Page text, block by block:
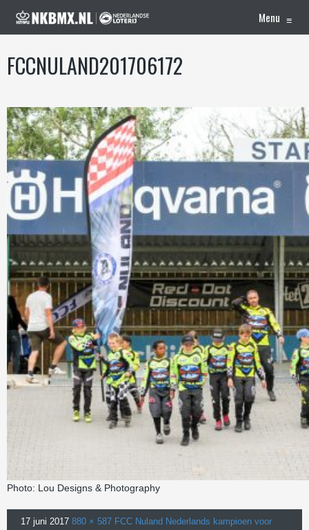
Menu ≡
FCCNULAND201706172
Photo: Lou Designs & Photography
17 juni 2017 880 × 587 FCC Nuland Nederlands kampioen voor